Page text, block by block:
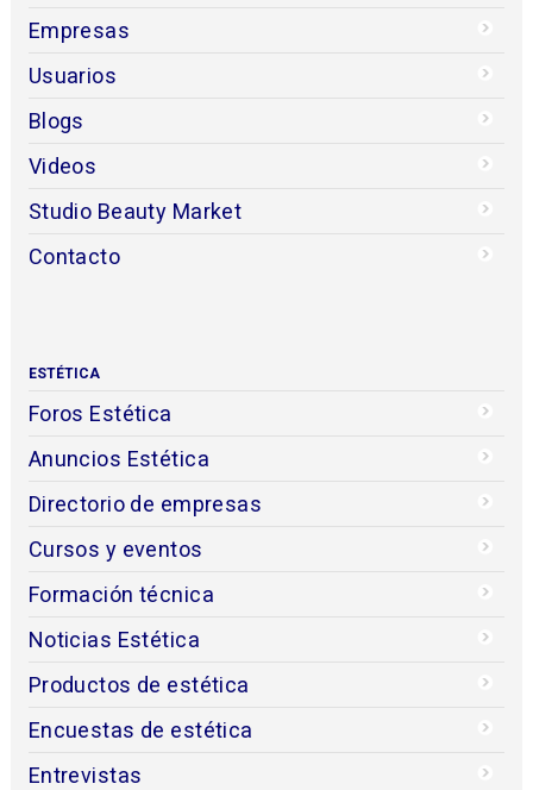
Empresas
Usuarios
Blogs
Videos
Studio Beauty Market
Contacto
ESTÉTICA
Foros Estética
Anuncios Estética
Directorio de empresas
Cursos y eventos
Formación técnica
Noticias Estética
Productos de estética
Encuestas de estética
Entrevistas